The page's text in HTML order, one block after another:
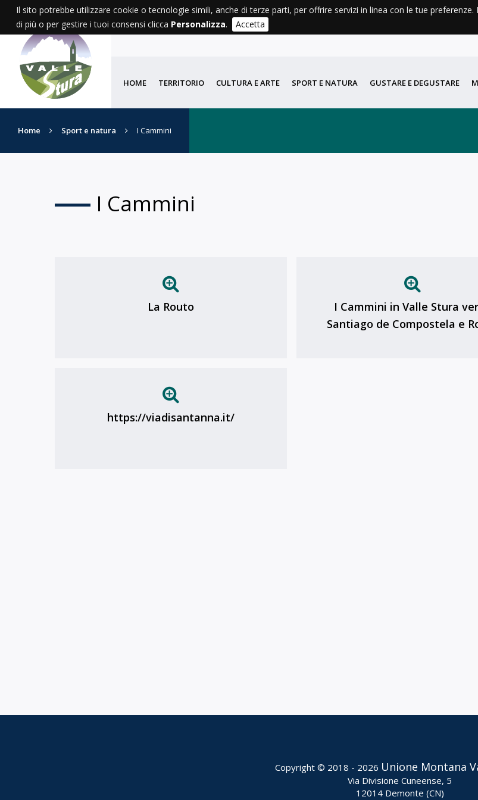
HOME TERRITORIO CULTURA E ARTE SPORT E NATURA GUSTARE E DEGUSTARE
Home Sport e natura I Cammini
I Cammini
La Routo
I Cammini in Valle Stura
Santiago de Compostela e
https://viadisantanna.it/
Copyright © 2018 - 2026 Unione Montana
Via Divisione Cuneense, 5
12014 Demonte (CN)
Il sito potrebbe utilizzare cookie o tecnologie simili, anche di terze parti, per offrire servizi in linea con le tue
di più o per gestire i tuoi consensi clicca Personalizza. Accetta